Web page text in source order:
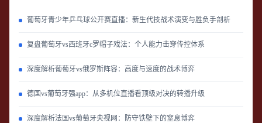
葡萄牙青少年乒乓球公开赛直播：新生代技战术演变与胜负手剖析
复盘葡萄牙vs西班牙c罗帽子戏法：个人能力击穿传控体系
深度解析葡萄牙vs俄罗斯阵容：高度与速度的战术博弈
德国vs葡萄牙强app：从多机位直播看顶级对决的转播升级
深度解析法国vs葡萄牙央视网：防守铁壁下的窒息博弈